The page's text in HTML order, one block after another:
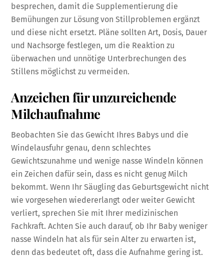
besprechen, damit die Supplementierung die
Bemühungen zur Lösung von Stillproblemen ergänzt
und diese nicht ersetzt. Pläne sollten Art, Dosis, Dauer
und Nachsorge festlegen, um die Reaktion zu
überwachen und unnötige Unterbrechungen des
Stillens möglichst zu vermeiden.
Anzeichen für unzureichende
Milchaufnahme
Beobachten Sie das Gewicht Ihres Babys und die
Windelausfuhr genau, denn schlechtes
Gewichtszunahme und wenige nasse Windeln können
ein Zeichen dafür sein, dass es nicht genug Milch
bekommt. Wenn Ihr Säugling das Geburtsgewicht nicht
wie vorgesehen wiedererlangt oder weiter Gewicht
verliert, sprechen Sie mit Ihrer medizinischen
Fachkraft. Achten Sie auch darauf, ob Ihr Baby weniger
nasse Windeln hat als für sein Alter zu erwarten ist,
denn das bedeutet oft, dass die Aufnahme gering ist.